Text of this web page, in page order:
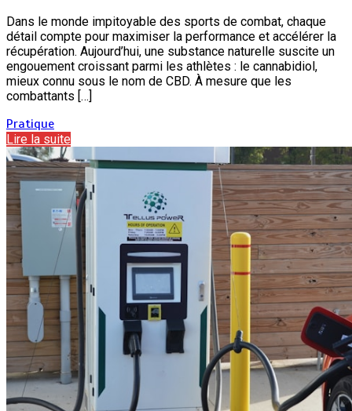
Dans le monde impitoyable des sports de combat, chaque
détail compte pour maximiser la performance et accélérer la
récupération. Aujourd’hui, une substance naturelle suscite un
engouement croissant parmi les athlètes : le cannabidiol,
mieux connu sous le nom de CBD. À mesure que les
combattants […]
Pratique
Lire la suite